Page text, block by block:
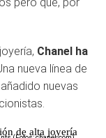
Chanel ha
nueva línea de
nuevas
de alta joyería